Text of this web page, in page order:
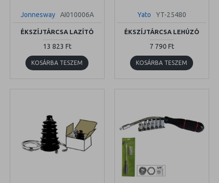
Jonnesway AI010006A
ÉKSZÍJTÁRCSA LAZÍTÓ
13 823 Ft
KOSÁRBA TESZEM
Yato YT-25480
ÉKSZÍJTÁRCSA LEHÚZÓ
7 790 Ft
KOSÁRBA TESZEM